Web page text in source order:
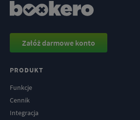
Załóż darmowe konto
PRODUKT
Funkcje
Cennik
Integracja